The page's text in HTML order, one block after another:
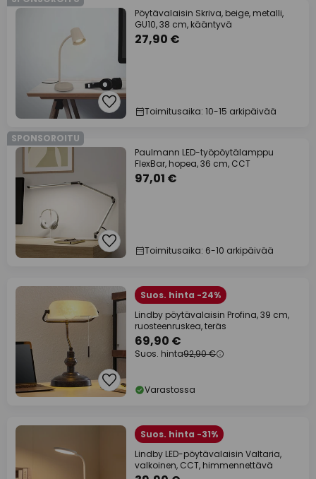
Pöytävalaisin Skriva, beige, metalli,
GU10, 38 cm, kääntyvä
27,90 €
Toimitusaika: 10-15 arkipäivää
SPONSOROITU
Paulmann LED-työpöytälamppu
FlexBar, hopea, 36 cm, CCT
97,01 €
Toimitusaika: 6-10 arkipäivää
Suos. hinta -24%
Lindby pöytävalaisin Profina, 39 cm,
ruosteenruskea, teräs
69,90 €
Suos. hinta92,90 €
Varastossa
Suos. hinta -31%
Lindby LED-pöytävalaisin Valtaria,
valkoinen, CCT, himmennettävä